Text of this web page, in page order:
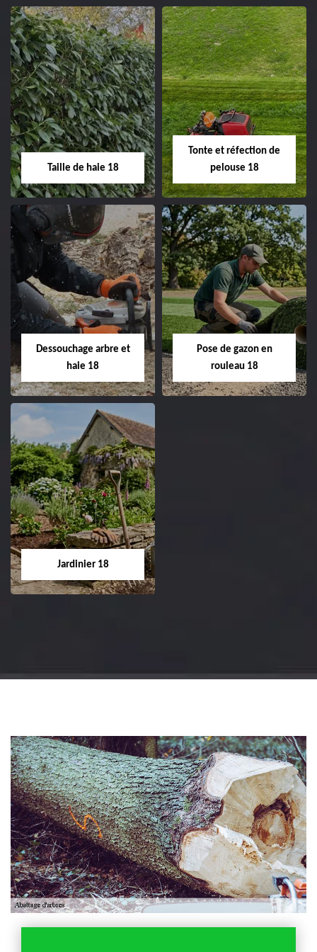
02.52.56.49.40
Elagage d'arbre 18
Entreprise élagage
d'arbre 18 Cher tel:
02.52.56.49.40
Abattage d'arbres
18
Entreprise abattage
Taille de haie 18
Taille de haie 18
Entreprise taille de haie
18 Cher tel:
02.52.56.49.40
Tonte et réfection de
pelouse 18
Tonte et réfection
de pelouse 18
Entreprise tonte et
Cher tel: 02.52.56.49.40
Dessouchage arbre et
haie 18
Dessouchage arbre
et haie 18
Entreprise dessouchage
arbre et haie 18 Cher
Pose de gazon en
rouleau 18
Jardinier 18